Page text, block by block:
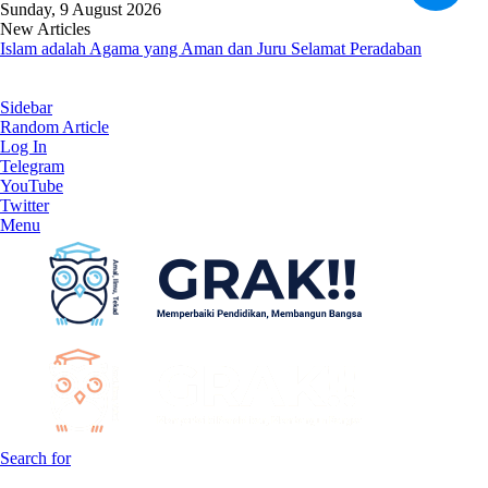
Sunday, 9 August 2026
New Articles
Islam adalah Agama yang Aman dan Juru Selamat Peradaban
Sidebar
Random Article
Log In
Telegram
YouTube
Twitter
Menu
Search for